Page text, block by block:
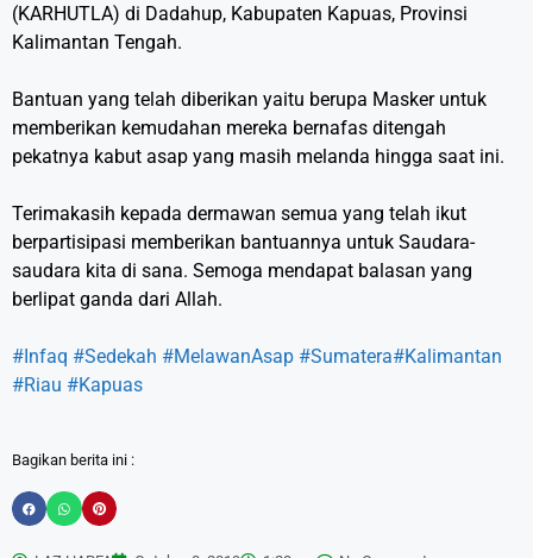
(KARHUTLA) di Dadahup, Kabupaten Kapuas, Provinsi
Kalimantan Tengah.⁣
Bantuan yang telah diberikan yaitu berupa Masker untuk
memberikan kemudahan mereka bernafas ditengah
pekatnya kabut asap yang masih melanda hingga saat ini.⁣
Terimakasih kepada dermawan semua yang telah ikut
berpartisipasi memberikan bantuannya untuk Saudara-
saudara kita di sana. Semoga mendapat balasan yang
berlipat ganda dari Allah.⁣
#Infaq #Sedekah #MelawanAsap #Sumatera#Kalimantan
#Riau #Kapuas
Bagikan berita ini :